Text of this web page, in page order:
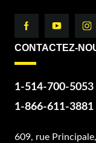
CONTACTEZ-
1-514-700-5053
1-866-611-3881
609, rue